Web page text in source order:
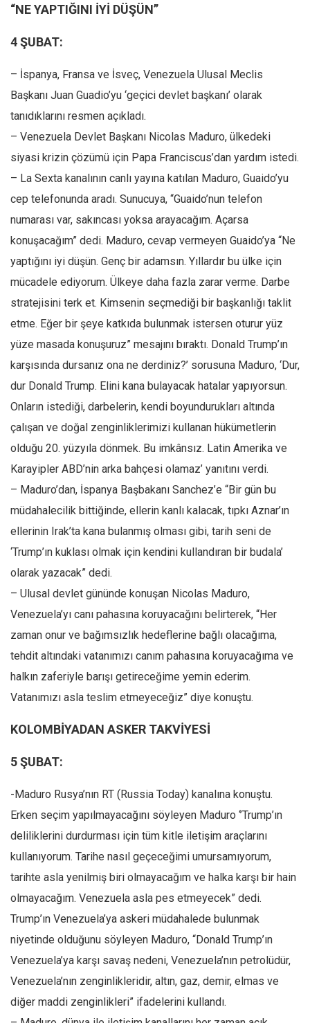
Kültür Sanat
Kitap
Ekonomi
Spor
Manzara
Sağlık
Gıda-Beslenme
Hayat
Türkiye
Siyaset
Asya
Afrika
İslam Dünyası
Amerika
Avustralya
Tarih
Düşünce
“NE YAPTIĞINI İYİ DÜŞÜN”
4 ŞUBAT:
– İspanya, Fransa ve İsveç, Venezuela Ulusal Meclis
Başkanı Juan Guadio’yu ‘geçici devlet başkanı’ olarak
tanıdıklarını resmen açıkladı.
– Venezuela Devlet Başkanı Nicolas Maduro, ülkedeki
siyasi krizin çözümü için Papa Franciscus’dan yardım istedi.
– La Sexta kanalının canlı yayına katılan Maduro, Guaido’yu
cep telefonunda aradı. Sunucuya, “Guaido’nun telefon
numarası var, sakıncası yoksa arayacağım. Açarsa
konuşacağım” dedi. Maduro, cevap vermeyen Guaido’ya “Ne
yaptığını iyi düşün. Genç bir adamsın. Yıllardır bu ülke için
mücadele ediyorum. Ülkeye daha fazla zarar verme. Darbe
stratejisini terk et. Kimsenin seçmediği bir başkanlığı taklit
etme. Eğer bir şeye katkıda bulunmak istersen oturur yüz
yüze masada konuşuruz” mesajını bıraktı. Donald Trump’ın
karşısında dursanız ona ne derdiniz?’ sorusuna Maduro, ‘Dur,
dur Donald Trump. Elini kana bulayacak hatalar yapıyorsun.
Onların istediği, darbelerin, kendi boyundurukları altında
çalışan ve doğal zenginliklerimizi kullanan hükümetlerin
olduğu 20. yüzyıla dönmek. Bu imkânsız. Latin Amerika ve
Karayipler ABD’nin arka bahçesi olamaz’ yanıtını verdi.
– Maduro’dan, İspanya Başbakanı Sanchez’e “Bir gün bu
müdahalecilik bittiğinde, ellerin kanlı kalacak, tıpkı Aznar’ın
ellerinin Irak’ta kana bulanmış olması gibi, tarih seni de
‘Trump’ın kuklası olmak için kendini kullandıran bir budala’
olarak yazacak” dedi.
– Ulusal devlet gününde konuşan Nicolas Maduro,
Venezuela’yı canı pahasına koruyacağını belirterek, “Her
zaman onur ve bağımsızlık hedeflerine bağlı olacağıma,
tehdit altındaki vatanımızı canım pahasına koruyacağıma ve
halkın zaferiyle barışı getireceğime yemin ederim.
Vatanımızı asla teslim etmeyeceğiz” diye konuştu.
KOLOMBİYADAN ASKER TAKVİYESİ
5 ŞUBAT:
-Maduro Rusya’nın RT (Russia Today) kanalına konuştu.
Erken seçim yapılmayacağını söyleyen Maduro ‘’Trump’ın
deliliklerini durdurması için tüm kitle iletişim araçlarını
kullanıyorum. Tarihe nasıl geçeceğimi umursamıyorum,
tarihte asla yenilmiş biri olmayacağım ve halka karşı bir hain
olmayacağım. Venezuela asla pes etmeyecek” dedi.
Trump’ın Venezuela’ya askeri müdahalede bulunmak
niyetinde olduğunu söyleyen Maduro, “Donald Trump’ın
Venezuela’ya karşı savaş nedeni, Venezuela’nın petrolüdür,
Venezuela’nın zenginlikleridir, altın, gaz, demir, elmas ve
diğer maddi zenginlikleri” ifadelerini kullandı.